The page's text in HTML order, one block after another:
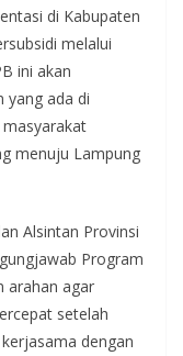
di Kabupaten
melalui
ini akan
yang ada di
menuju Lampung
Alsintan Provinsi
Program
arahan agar
setelah
dengan